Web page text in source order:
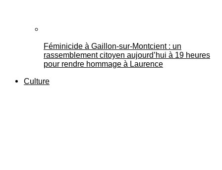
Féminicide à Gaillon‑sur‑Montcient : un
rassemblement citoyen aujourd’hui à 19 heures
pour rendre hommage à Laurence
Culture